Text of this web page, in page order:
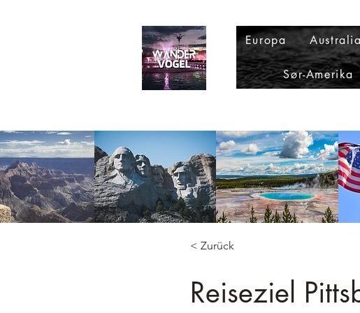
Europa
Sør-Amerika
< Zurück
Reiseziel